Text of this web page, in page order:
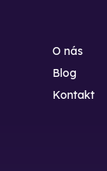
O nás
Blog
Kontakt